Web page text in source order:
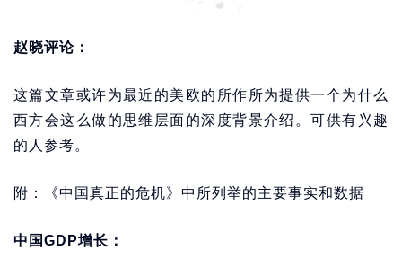
赵晓评论：
这篇文章或许为最近的美欧的所作所为提供一个为什么
西方会这么做的思维层面的深度背景介绍。可供有兴趣
的人参考。
附：《中国真正的危机》中所列举的主要事实和数据
中国GDP增长：